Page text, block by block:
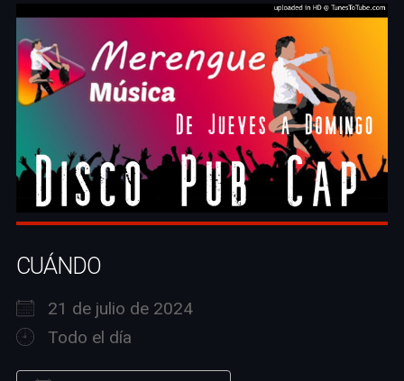
CUÁNDO
21 de julio de 2024
Todo el día